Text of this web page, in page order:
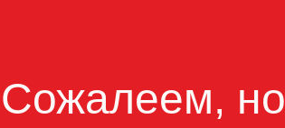
Сожалеем, но